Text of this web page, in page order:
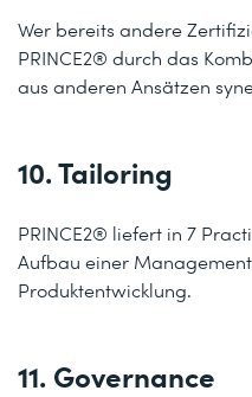
Wer bereits andere
PRINCE2® durch das
aus anderen Ansätzen
10. Tailoring
PRINCE2® liefert in 7
Aufbau einer
Produktentwicklung.
11. Governance